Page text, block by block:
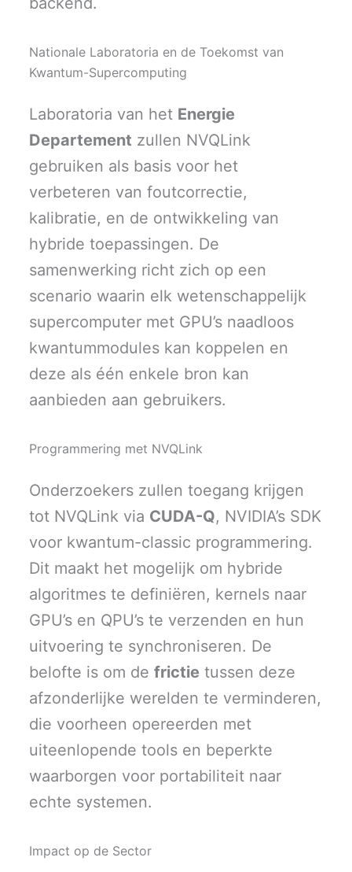
Nationale Laboratoria en de Toekomst van
Kwantum-Supercomputing
Laboratoria van het Energie
Departement zullen NVQLink
gebruiken als basis voor het
verbeteren van foutcorrectie,
kalibratie, en de ontwikkeling van
hybride toepassingen. De
samenwerking richt zich op een
scenario waarin elk wetenschappelijk
supercomputer met GPU’s naadloos
kwantummodules kan koppelen en
deze als één enkele bron kan
aanbieden aan gebruikers.
Programmering met NVQLink
Onderzoekers zullen toegang krijgen
tot NVQLink via CUDA-Q, NVIDIA’s SDK
voor kwantum-classic programmering.
Dit maakt het mogelijk om hybride
algoritmes te definiëren, kernels naar
GPU’s en QPU’s te verzenden en hun
uitvoering te synchroniseren. De
belofte is om defrictie tussen deze
afzonderlijke werelden te verminderen,
die voorheen opereerden met
uiteenlopende tools en beperkte
waarborgen voor portabiliteit naar
echte systemen.
Impact op de Sector